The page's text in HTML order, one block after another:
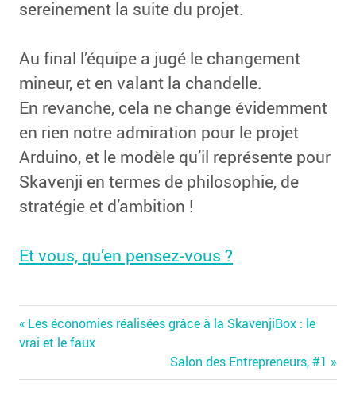
sereinement la suite du projet.
Au final l’équipe a jugé le changement
mineur, et en valant la chandelle.
En revanche, cela ne change évidemment
en rien notre admiration pour le projet
Arduino, et le modèle qu’il représente pour
Skavenji en termes de philosophie, de
stratégie et d’ambition !
Et vous, qu’en pensez-vous ?
Navigation
de
l’article
Previous
Post:
Les économies réalisées grâce à la SkavenjiBox : le
vrai et le faux
Next
Post:
Salon des Entrepreneurs, #1